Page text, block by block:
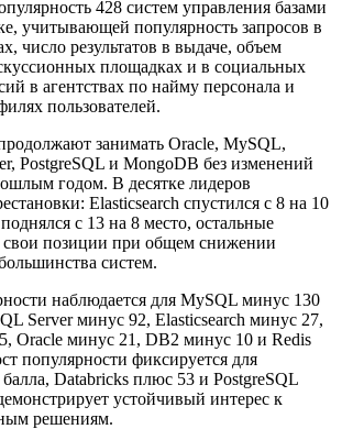
428 систем управления базами
учитывающей популярность запросов в
число результатов в выдаче, объем
площадках и в социальных
в агентствах по найму персонала и
пользователей.
занимать Oracle, MySQL,
PostgreSQL и MongoDB без изменений
годом. В десятке лидеров
Elasticsearch спустился с 8 на 10
с 13 на 8 место, остальные
позиции при общем снижении
систем.
наблюдается для MySQL минус 130
Server минус 92, Elasticsearch минус 27,
Oracle минус 21, DB2 минус 10 и Redis
популярности фиксируется для
Databricks плюс 53 и PostgreSQL
устойчивый интерес к
решениям.